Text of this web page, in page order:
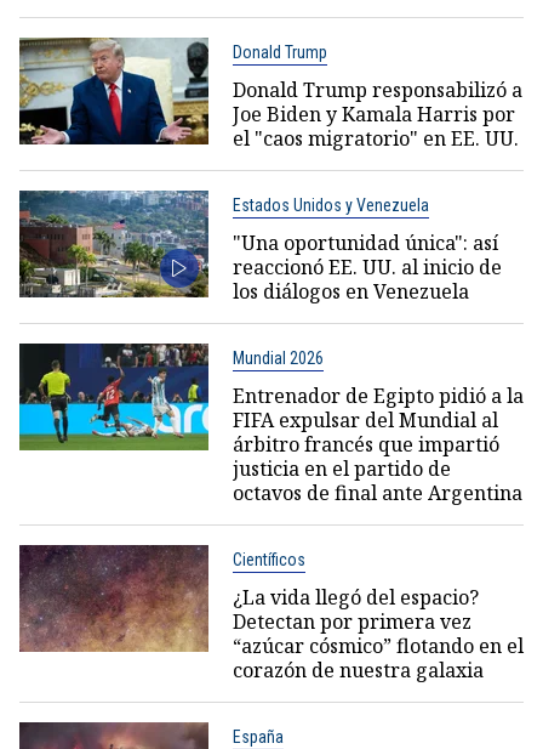
Donald Trump
Donald Trump responsabilizó a
Joe Biden y Kamala Harris por
el "caos migratorio" en EE. UU.
Estados Unidos y Venezuela
"Una oportunidad única": así
reaccionó EE. UU. al inicio de
los diálogos en Venezuela
Mundial 2026
Entrenador de Egipto pidió a la
FIFA expulsar del Mundial al
árbitro francés que impartió
justicia en el partido de
octavos de final ante Argentina
Científicos
¿La vida llegó del espacio?
Detectan por primera vez
“azúcar cósmico” flotando en el
corazón de nuestra galaxia
España